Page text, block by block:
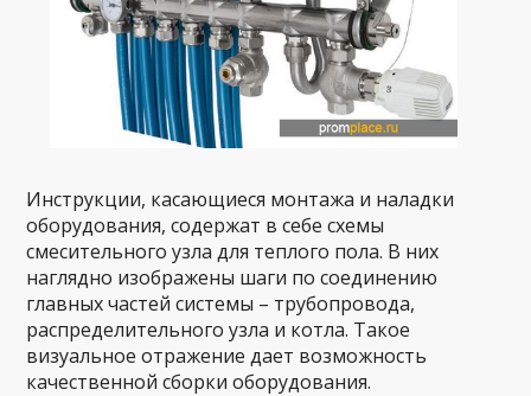
Инструкции, касающиеся монтажа и наладки
оборудования, содержат в себе схемы
смесительного узла для теплого пола. В них
наглядно изображены шаги по соединению
главных частей системы – трубопровода,
распределительного узла и котла. Такое
визуальное отражение дает возможность
качественной сборки оборудования.